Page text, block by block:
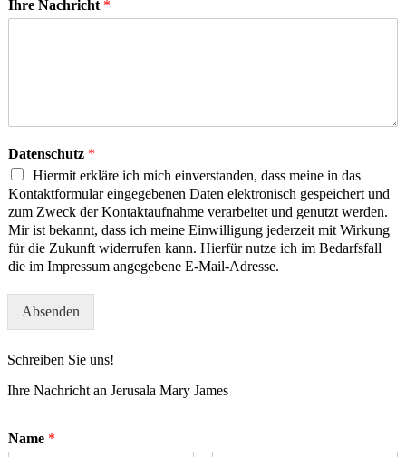
Ihre Nachricht *
Datenschutz *
Hiermit erkläre ich mich einverstanden, dass meine in das
Kontaktformular eingegebenen Daten elektronisch gespeichert und
zum Zweck der Kontaktaufnahme verarbeitet und genutzt werden.
Mir ist bekannt, dass ich meine Einwilligung jederzeit mit Wirkung
für die Zukunft widerrufen kann. Hierfür nutze ich im Bedarfsfall
die im Impressum angegebene E-Mail-Adresse.
Absenden
Schreiben Sie uns!
Ihre Nachricht an Jerusala Mary James
Name *